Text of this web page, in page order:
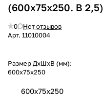
(600х75х250. B 2,5)
0
Нет отзывов
Арт. 11010004
Размер ДхШхВ (мм):
600х75х250
600х75х250